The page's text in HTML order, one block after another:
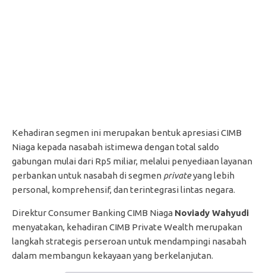
Kehadiran segmen ini merupakan bentuk apresiasi CIMB
Niaga kepada nasabah istimewa dengan total saldo
gabungan mulai dari Rp5 miliar, melalui penyediaan layanan
perbankan untuk nasabah di segmen privateyang lebih
personal, komprehensif, dan terintegrasi lintas negara.
Direktur Consumer Banking CIMB Niaga Noviady Wahyudi
menyatakan, kehadiran CIMB Private Wealth merupakan
langkah strategis perseroan untuk mendampingi nasabah
dalam membangun kekayaan yang berkelanjutan.